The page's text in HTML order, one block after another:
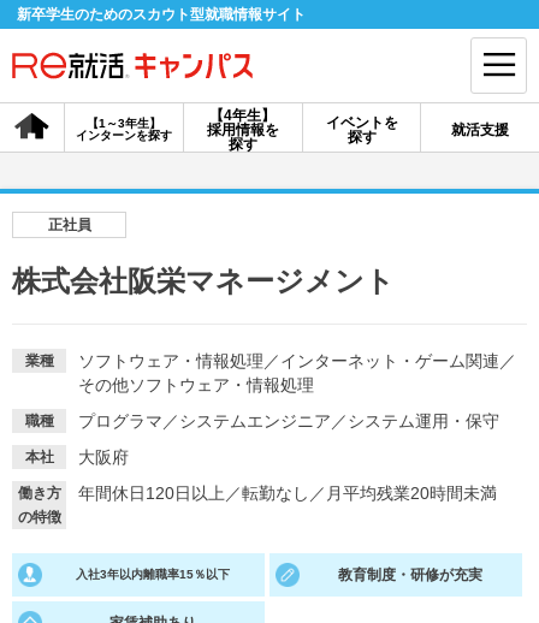
新卒学生のためのスカウト型就職情報サイト
【4年生】
採用情報を
探す
【1～3年生】
インターンを探す
イベントを
探す
就活支援
会員登録 ログイン
採用情報を探す
説明会を探す
インターンを探す
就活ノウハウ・サポート
就活支援
就活ノウハウが満載！
就活コラム
正社員
株式会社阪栄マネージメント
業種 ソフトウェア・情報処理 ／インターネット・ゲーム関連 ／
その他ソフトウェア・情報処理
職種 プログラマ ／システムエンジニア ／システム運用・保守
本社 大阪府
働き方
の特徴
年間休日120日以上 ／転勤なし ／ 月平均残業20時間未満
入社3年以内離職率15％以下 教育制度・研修が充実